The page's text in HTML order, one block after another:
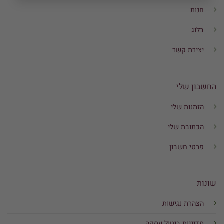
חנות
בלוג
יצירת קשר
החשבון שלי
הזמנות שלי
הכתובת שלי
פרטי חשבון
שונות
הצהרת נגישות